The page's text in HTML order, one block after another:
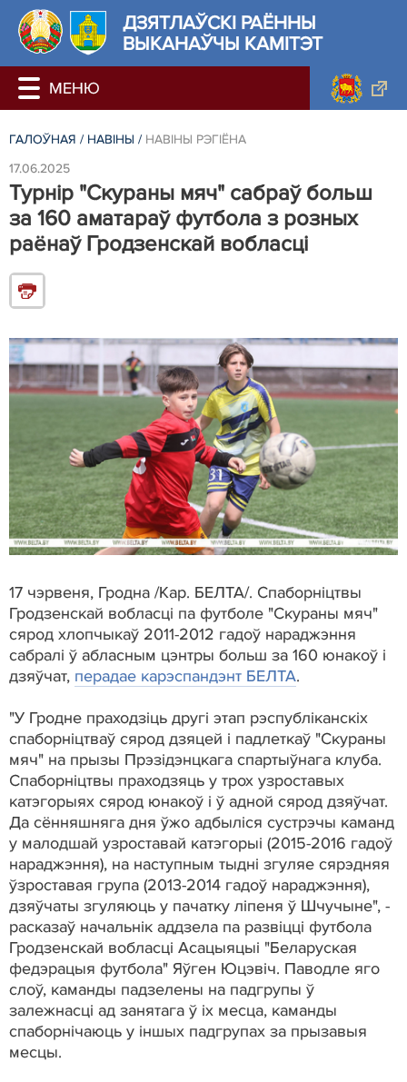
ДЗЯТЛАЎСКІ РАЁННЫ
ВЫКАНАЎЧЫ КАМІТЭТ
ГАЛОЎНАЯ / НАВIНЫ / НАВIНЫ РЭГIЁНА
17.06.2025
Турнір "Скураны мяч" сабраў больш
за 160 аматараў футбола з розных
раёнаў Гродзенскай вобласці
17 чэрвеня, Гродна /Кар. БЕЛТА/. Спаборніцтвы
Гродзенскай вобласці па футболе "Скураны мяч"
сярод хлопчыкаў 2011-2012 гадоў нараджэння
сабралі ў абласным цэнтры больш за 160 юнакоў і
дзяўчат, перадае карэспандэнт БЕЛТА.
"У Гродне праходзіць другі этап рэспубліканскіх
спаборніцтваў сярод дзяцей і падлеткаў "Скураны
мяч" на прызы Прэзідэнцкага спартыўнага клуба.
Спаборніцтвы праходзяць у трох узроставых
катэгорыях сярод юнакоў і ў адной сярод дзяўчат.
Да сённяшняга дня ўжо адбыліся сустрэчы каманд
у малодшай узроставай катэгорыі (2015-2016 гадоў
нараджэння), на наступным тыдні згуляе сярэдняя
ўзроставая група (2013-2014 гадоў нараджэння),
дзяўчаты згуляюць у пачатку ліпеня ў Шчучыне", -
расказаў начальнік аддзела па развіцці футбола
Гродзенскай вобласці Асацыяцыі "Беларуская
федэрацыя футбола" Яўген Юцэвіч. Паводле яго
слоў, каманды падзелены на падгрупы ў
залежнасці ад занятага ў іх месца, каманды
спаборнічаюць у іншых падгрупах за прызавыя
месцы.